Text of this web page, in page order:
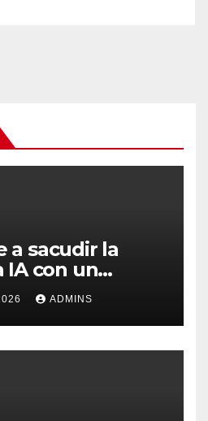
a sacudir la
IA con un
de trabajar
intervención
ADMINS